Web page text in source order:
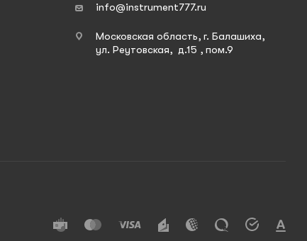
info@instrument777.ru
Московская область, г. Балашиха,
ул. Реутовская, д.15 , пом.9